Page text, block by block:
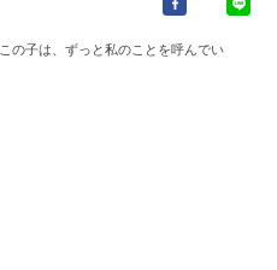
この子は、ずっと私のことを呼んでい